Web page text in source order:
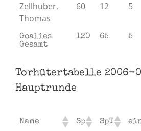
Zellhuber,
Thomas
60 12 5
Goalies
Gesamt
120 65 5
Torhütertabelle 2006-
Hauptrunde
Name Sp SpT